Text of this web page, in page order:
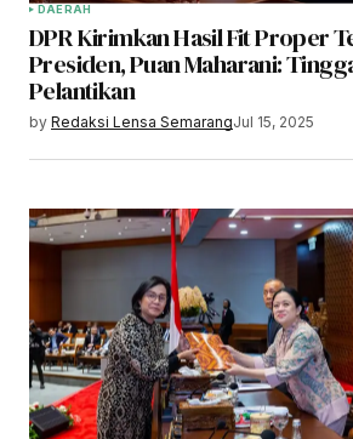
DAERAH
DPR Kirimkan Hasil Fit Proper
Presiden, Puan Maharani:
Pelantikan
by Redaksi Lensa SemarangJul 15, 2025